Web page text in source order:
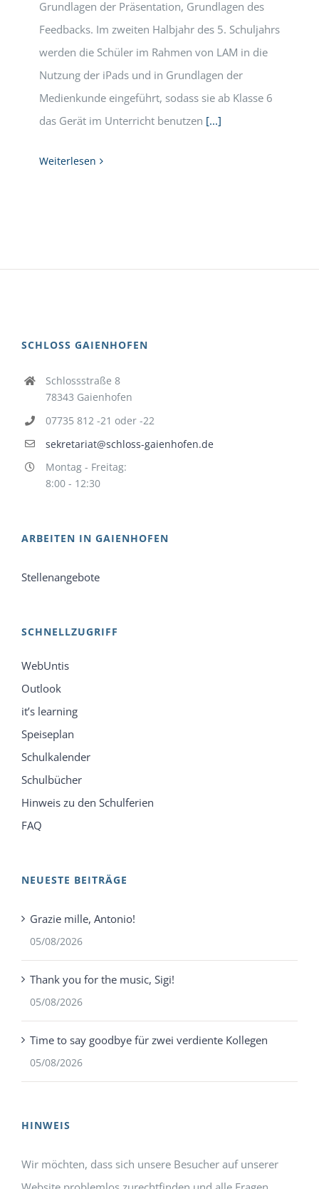
Grundlagen der Präsentation, Grundlagen des
Feedbacks. Im zweiten Halbjahr des 5. Schuljahrs
werden die Schüler im Rahmen von LAM in die
Nutzung der iPads und in Grundlagen der
Medienkunde eingeführt, sodass sie ab Klasse 6
das Gerät im Unterricht benutzen [...]
Weiterlesen
SCHLOSS GAIENHOFEN
Schlossstraße 8
78343 Gaienhofen
07735 812 -21 oder -22
sekretariat@schloss-gaienhofen.de
Montag - Freitag:
8:00 - 12:30
ARBEITEN IN GAIENHOFEN
Stellenangebote
SCHNELLZUGRIFF
WebUntis
Outlook
it’s learning
Speiseplan
Schulkalender
Schulbücher
Hinweis zu den Schulferien
FAQ
NEUESTE BEITRÄGE
Grazie mille, Antonio!
05/08/2026
Thank you for the music, Sigi!
05/08/2026
Time to say goodbye für zwei verdiente Kollegen
05/08/2026
HINWEIS
Wir möchten, dass sich unsere Besucher auf unserer